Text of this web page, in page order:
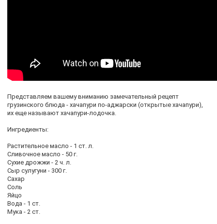
Представляем вашему вниманию замечательный рецепт
грузинского блюда - хачапури по-аджарски (открытые хачапури),
их еще называют хачапури-лодочка.
Ингредиенты:
Растительное масло - 1 ст. л.
Сливочное масло - 50 г.
Сухие дрожжи - 2 ч. л.
Сыр сулугуни - 300 г.
Сахар
Соль
Яйцо
Вода - 1 ст.
Мука - 2 ст.